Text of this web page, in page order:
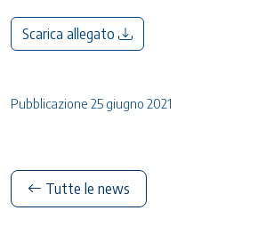
Scarica allegato
Pubblicazione 25 giugno 2021
Tutte le news